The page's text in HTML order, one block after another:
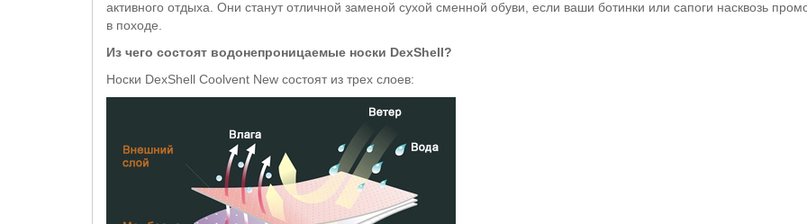
активного отдыха. Они станут отличной заменой сухой сменной обуви, если ваши ботинки или сапоги насквозь
в походе.
Из чего состоят водонепроницаемые носки DexShell?
Носки DexShell Coolvent New состоят из трех слоев: